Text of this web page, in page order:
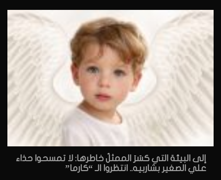
إلى البيئة التي كسَرَ الممثلُ خاطرها: لا تمسحوا حذاء
علي الصغير بشاربيه.. انتظروا الـ “كارما”